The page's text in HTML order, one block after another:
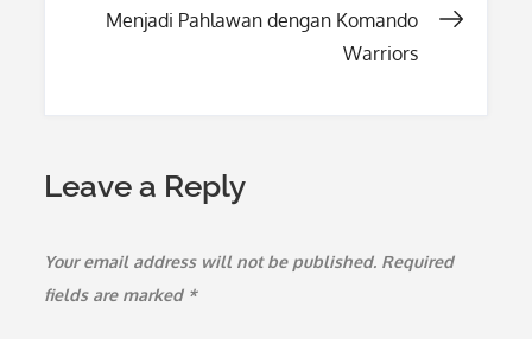
Menjadi Pahlawan dengan Komando
Warriors
Leave a Reply
Your email address will not be published. Required
fields are marked *